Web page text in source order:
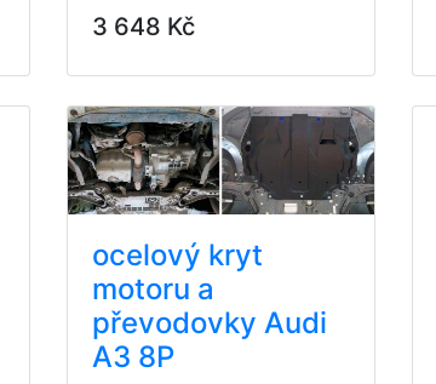
3 648 Kč
ocelový kryt
motoru a
převodovky Audi
A3 8P